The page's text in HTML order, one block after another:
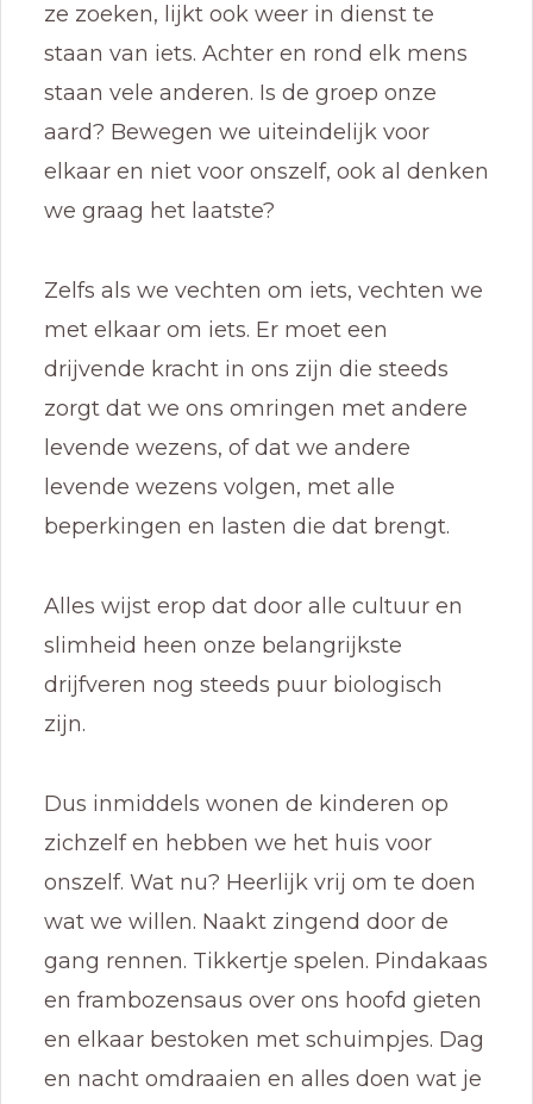
ze zoeken, lijkt ook weer in dienst te
staan van iets. Achter en rond elk mens
staan vele anderen. Is de groep onze
aard? Bewegen we uiteindelijk voor
elkaar en niet voor onszelf, ook al denken
we graag het laatste?
Zelfs als we vechten om iets, vechten we
met elkaar om iets. Er moet een
drijvende kracht in ons zijn die steeds
zorgt dat we ons omringen met andere
levende wezens, of dat we andere
levende wezens volgen, met alle
beperkingen en lasten die dat brengt.
Alles wijst erop dat door alle cultuur en
slimheid heen onze belangrijkste
drijfveren nog steeds puur biologisch
zijn.
Dus inmiddels wonen de kinderen op
zichzelf en hebben we het huis voor
onszelf. Wat nu? Heerlijk vrij om te doen
wat we willen. Naakt zingend door de
gang rennen. Tikkertje spelen. Pindakaas
en frambozensaus over ons hoofd gieten
en elkaar bestoken met schuimpjes. Dag
en nacht omdraaien en alles doen wat je